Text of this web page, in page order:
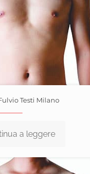
Testi Milano
a leggere